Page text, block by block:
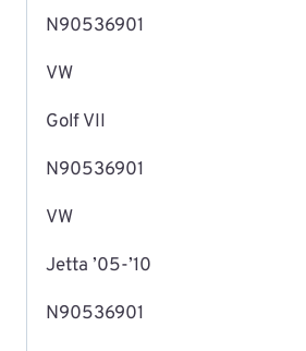
N90536901
VW
Golf VII
N90536901
VW
Jetta ’05-’10
N90536901